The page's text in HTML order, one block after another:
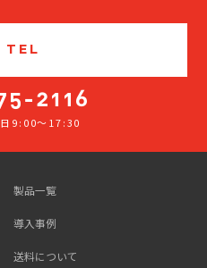
TEL
9:00～17:30
製品一覧
導入事例
送料について